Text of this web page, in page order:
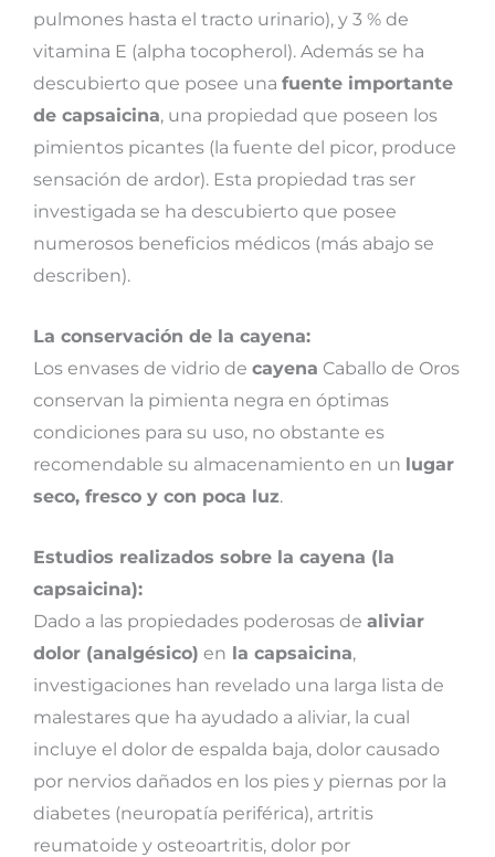
pulmones hasta el tracto urinario), y 3 % de
vitamina E (alpha tocopherol). Además se ha
descubierto que posee una fuente importante
de capsaicina, una propiedad que poseen los
pimientos picantes (la fuente del picor, produce
sensación de ardor). Esta propiedad tras ser
investigada se ha descubierto que posee
numerosos beneficios médicos (más abajo se
describen).
La conservación de la cayena:
Los envases de vidrio de cayena Caballo de Oros
conservan la pimienta negra en óptimas
condiciones para su uso, no obstante es
recomendable su almacenamiento en un lugar
seco, fresco y con poca luz.
Estudios realizados sobre la cayena (la
capsaicina):
Dado a las propiedades poderosas de aliviar
dolor (analgésico) en la capsaicina,
investigaciones han revelado una larga lista de
malestares que ha ayudado a aliviar, la cual
incluye el dolor de espalda baja, dolor causado
por nervios dañados en los pies y piernas por la
diabetes (neuropatía periférica), artritis
reumatoide y osteoartritis, dolor por